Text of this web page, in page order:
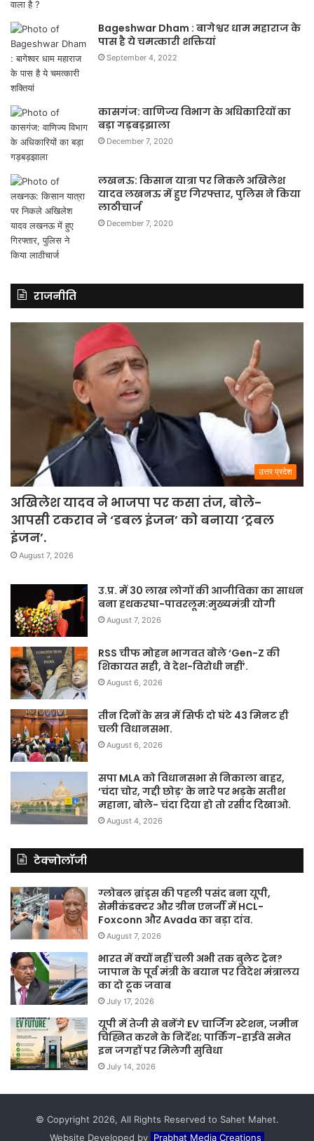
Bageshwar Dham : बागेश्वर धाम महाराज के
पास है ये चमत्कारी शक्तियां
September 4, 2022
कासगंज: वाणिज्य विभाग के अधिकारियों का
बड़ा गड़बड़झाला
December 7, 2020
लखनऊ: किसान यात्रा पर निकले अखिलेश
यादव लखनऊ में हुए गिरफ्तार, पुलिस ने किया
लाठीचार्ज
December 7, 2020
राजनीति
उत्तर प्रदेश
अखिलेश यादव ने भाजपा पर कसा तंज, बोले-
आपसी टकराव ने ‘डबल इंजन’ को बनाया ‘ट्रबल
इंजन’.
August 7, 2026
उ.प्र. में 30 लाख लोगों की आजीविका का साधन
बना हथकरघा-पावरलूम:मुख्यमंत्री योगी
August 7, 2026
RSS चीफ मोहन भागवत बोले ‘Gen-Z की
शिकायत सही, वे देश-विरोधी नहीं’.
August 6, 2026
तीन दिनों के सत्र में सिर्फ दो घंटे 43 मिनट ही
चली विधानसभा.
August 6, 2026
सपा MLA को विधानसभा से निकाला बाहर,
‘चंदा चोर, गद्दी छोड़’ के नारे पर भड़के सतीश
महाना, बोले- चंदा दिया हो तो रसीद दिखाओ.
August 4, 2026
टेक्नोलॉजी
ग्लोबल ब्रांड्स की पहली पसंद बना यूपी,
सेमीकंडक्टर और ग्रीन एनर्जी में HCL-
Foxconn और Avada का बड़ा दांव.
August 7, 2026
भारत में क्यों नहीं चली अभी तक बुलेट ट्रेन?
जापान के पूर्व मंत्री के बयान पर विदेश मंत्रालय
का दो टूक जवाब
July 17, 2026
यूपी में तेजी से बनेंगे EV चार्जिंग स्टेशन, जमीन
चिह्नित करने के निर्देश; पार्किंग-हाईवे समेत
इन जगहों पर मिलेगी सुविधा
July 14, 2026
© Copyright 2026, All Rights Reserved to Sahet Mahet.
Website Developed by Prabhat Media Creations